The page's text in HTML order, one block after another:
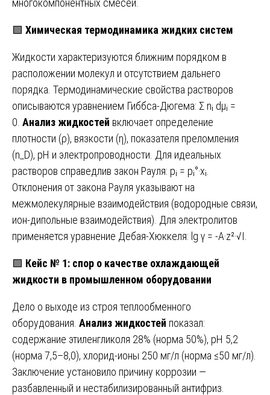
многокомпонентных смесей.
🟩 Химическая термодинамика жидких систем
Жидкости характеризуются ближним порядком в
расположении молекул и отсутствием дальнего
порядка. Термодинамические свойства растворов
описываются уравнением Гиббса-Дюгема: Σ nᵢ dμᵢ =
0. Анализ жидкостей включает определение
плотности (ρ), вязкости (η), показателя преломления
(n_D), pH и электропроводности. Для идеальных
растворов справедлив закон Рауля: pᵢ = pᵢ°·xᵢ.
Отклонения от закона Рауля указывают на
межмолекулярные взаимодействия (водородные связи,
ион-дипольные взаимодействия). Для электролитов
применяется уравнение Дебая-Хюккеля: lg γ = -A·z²·√I.
🟩 Кейс № 1: спор о качестве охлаждающей
жидкости в промышленном оборудовании
Дело о выходе из строя теплообменного
оборудования. Анализ жидкостей показал:
содержание этиленгликоля 28% (норма 50%), pH 5,2
(норма 7,5–8,0), хлорид-ионы 250 мг/л (норма ≤50 мг/л).
Заключение установило причину коррозии —
разбавленный и нестабилизированный антифриз.